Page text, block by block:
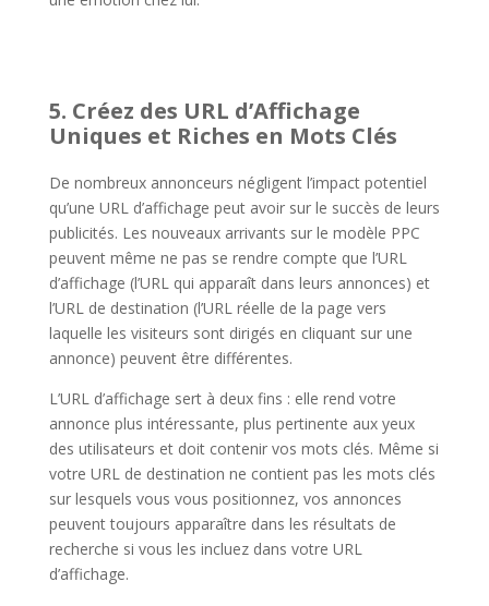
5. Créez des URL d’Affichage
Uniques et Riches en Mots Clés
De nombreux annonceurs négligent l’impact potentiel
qu’une URL d’affichage peut avoir sur le succès de leurs
publicités. Les nouveaux arrivants sur le modèle PPC
peuvent même ne pas se rendre compte que l’URL
d’affichage (l’URL qui apparaît dans leurs annonces) et
l’URL de destination (l’URL réelle de la page vers
laquelle les visiteurs sont dirigés en cliquant sur une
annonce) peuvent être différentes.
L’URL d’affichage sert à deux fins : elle rend votre
annonce plus intéressante, plus pertinente aux yeux
des utilisateurs et doit contenir vos mots clés. Même si
votre URL de destination ne contient pas les mots clés
sur lesquels vous vous positionnez, vos annonces
peuvent toujours apparaître dans les résultats de
recherche si vous les incluez dans votre URL
d’affichage.